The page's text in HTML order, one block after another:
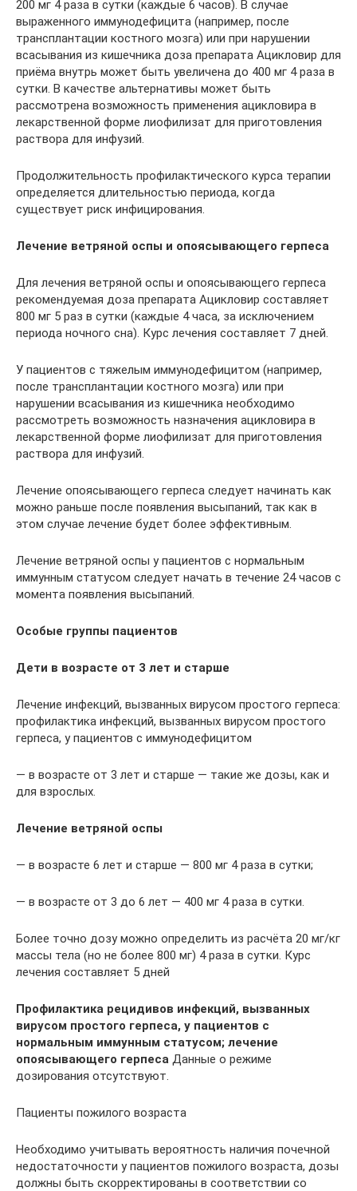
200 мг 4 раза в сутки (каждые 6 часов). В случае
выраженного иммунодефицита (например, после
трансплантации костного мозга) или при нарушении
всасывания из кишечника доза препарата Ацикловир для
приёма внутрь может быть увеличена до 400 мг 4 раза в
сутки. В качестве альтернативы может быть
рассмотрена возможность применения ацикловира в
лекарственной форме лиофилизат для приготовления
раствора для инфузий.
Продолжительность профилактического курса терапии
определяется длительностью периода, когда
существует риск инфицирования.
Лечение ветряной оспы и опоясывающего герпеса
Для лечения ветряной оспы и опоясывающего герпеса
рекомендуемая доза препарата Ацикловир составляет
800 мг 5 раз в сутки (каждые 4 часа, за исключением
периода ночного сна). Курс лечения составляет 7 дней.
У пациентов с тяжелым иммунодефицитом (например,
после трансплантации костного мозга) или при
нарушении всасывания из кишечника необходимо
рассмотреть возможность назначения ацикловира в
лекарственной форме лиофилизат для приготовления
раствора для инфузий.
Лечение опоясывающего герпеса следует начинать как
можно раньше после появления высыпаний, так как в
этом случае лечение будет более эффективным.
Лечение ветряной оспы у пациентов с нормальным
иммунным статусом следует начать в течение 24 часов с
момента появления высыпаний.
Особые группы пациентов
Дети в возрасте от 3 лет и старше
Лечение инфекций, вызванных вирусом простого герпеса:
профилактика инфекций, вызванных вирусом простого
герпеса, у пациентов с иммунодефицитом
— в возрасте от 3 лет и старше — такие же дозы, как и
для взрослых.
Лечение ветряной оспы
— в возрасте 6 лет и старше — 800 мг 4 раза в сутки;
— в возрасте от 3 до 6 лет — 400 мг 4 раза в сутки.
Более точно дозу можно определить из расчёта 20 мг/кг
массы тела (но не более 800 мг) 4 раза в сутки. Курс
лечения составляет 5 дней
Профилактика рецидивов инфекций, вызванных
вирусом простого герпеса, у пациентов с
нормальным иммунным статусом; лечение
опоясывающего герпеса Данные о режиме
дозирования отсутствуют.
Пациенты пожилого возраста
Необходимо учитывать вероятность наличия почечной
недостаточности у пациентов пожилого возраста, дозы
должны быть скорректированы в соответствии со